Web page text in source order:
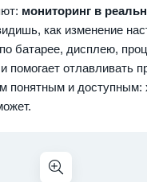
мониторинг в
как изменение
батарее, дисплею,
помогает отлавливать
понятным и